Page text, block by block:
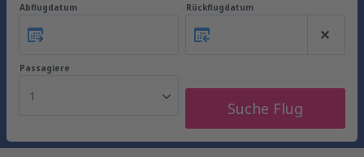
Abflugdatum Rückflugdatum
Passagiere
1
Suche Flug